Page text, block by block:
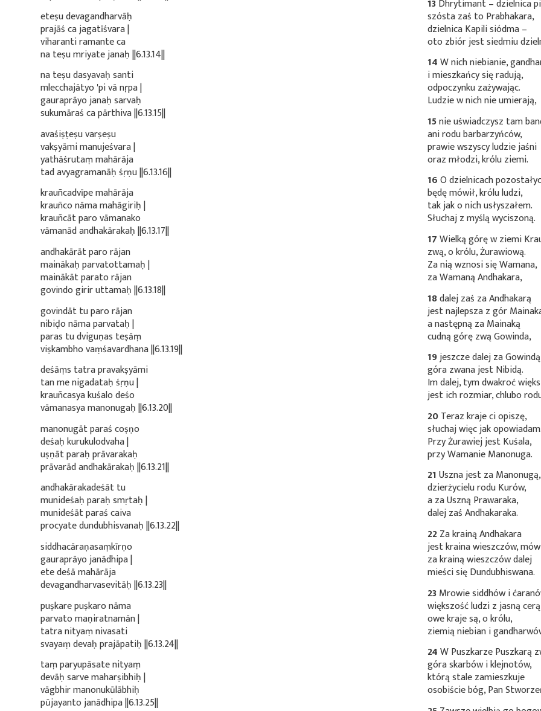
eteṣu devagandharvāḥ
prajāś ca jagatīśvara |
viharanti ramante ca
na teṣu mriyate janaḥ ||6.13.14||
na teṣu dasyavaḥ santi
mlecchajātyo 'pi vā nṛpa |
gauraprāyo janaḥ sarvaḥ
sukumāraś ca pārthiva ||6.13.15||
avaśiṣṭeṣu varṣeṣu
vakṣyāmi manujeśvara |
yathāśrutaṃ mahārāja
tad avyagramanāḥ śṛṇu ||6.13.16||
krauñcadvīpe mahārāja
krauñco nāma mahāgiriḥ |
krauñcāt paro vāmanako
vāmanād andhakārakaḥ ||6.13.17||
andhakārāt paro rājan
mainākaḥ parvatottamaḥ |
mainākāt parato rājan
govindo girir uttamaḥ ||6.13.18||
govindāt tu paro rājan
nibiḍo nāma parvataḥ |
paras tu dviguṇas teṣāṃ
viṣkambho vaṃśavardhana ||6.13.19||
deśāṃs tatra pravakṣyāmi
tan me nigadataḥ śṛṇu |
krauñcasya kuśalo deśo
vāmanasya manonugaḥ ||6.13.20||
manonugāt paraś coṣṇo
deśaḥ kurukulodvaha |
uṣṇāt paraḥ prāvarakaḥ
prāvarād andhakārakaḥ ||6.13.21||
andhakārakadeśāt tu
munideśaḥ paraḥ smṛtaḥ |
munideśāt paraś caiva
procyate dundubhisvanaḥ ||6.13.22||
siddhacāraṇasaṃkīrṇo
gauraprāyo janādhipa |
ete deśā mahārāja
devagandharvasevitāḥ ||6.13.23||
puṣkare puṣkaro nāma
parvato maṇiratnamān |
tatra nityaṃ nivasati
svayaṃ devaḥ prajāpatiḥ ||6.13.24||
taṃ paryupāsate nityaṃ
devāḥ sarve maharṣibhiḥ |
vāgbhir manonukūlābhiḥ
pūjayanto janādhipa ||6.13.25||
13Dhrytimant – dzielnica
szósta zaś to Prabhakara,
dzielnica Kapili siódma –
oto zbiór jest siedmiu
14W nich niebianie,
i mieszkańcy się radują,
odpoczynku zażywając.
Ludzie w nich nie umierają,
15nie uświadczysz tam
ani rodu barbarzyńców,
prawie wszyscy ludzie jaśni
oraz młodzi, królu ziemi.
16O dzielnicach
będę mówił, królu ludzi,
tak jak o nich usłyszałem.
Słuchaj z myślą wyciszoną.
17Wielką górę w ziemi
zwą, o królu, Żurawiową.
Za nią wznosi się Wamana,
za Wamaną Andhakara,
18dalej zaś za Andhakarą
jest najlepsza z gór
a następną za Mainaką
cudną górę zwą Gowinda,
19jeszcze dalej za Gowindą
góra zwana jest Nibidą.
Im dalej, tym dwakroć
jest ich rozmiar, chlubo
20Teraz kraje ci opiszę,
słuchaj więc jak opowiadam.
Przy Żurawiej jest Kuśala,
przy Wamanie Manonuga.
21Uszna jest za Manonugą,
dzierżycielu rodu Kurów,
a za Uszną Prawaraka,
dalej zaś Andhakaraka.
22Za krainą Andhakara
jest kraina wieszczów,
za krainą wieszczów dalej
mieści się Dundubhiswana.
23Mrowie siddhów i
większość ludzi z jasną
owe kraje są, o królu,
ziemią niebian i
24W Puszkarze Puszkarą
góra skarbów i klejnotów,
którą stale zamieszkuje
osobiście bóg, Pan